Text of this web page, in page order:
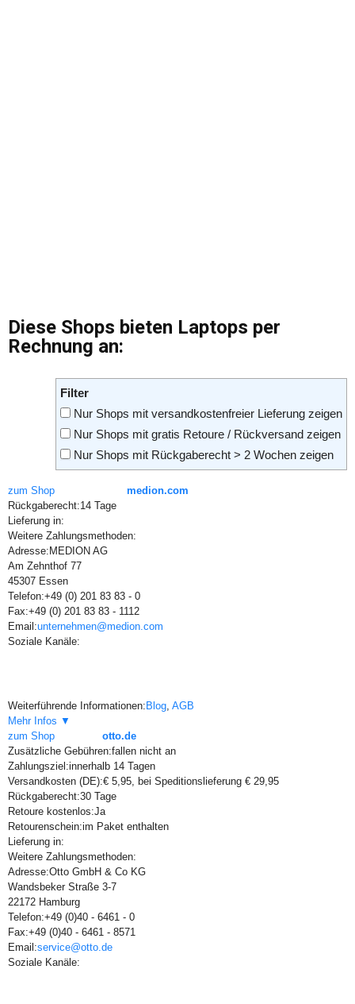
Diese Shops bieten Laptops per
Rechnung an:
Filter
Nur Shops mit versandkostenfreier Lieferung zeigen
Nur Shops mit gratis Retoure / Rückversand zeigen
Nur Shops mit Rückgaberecht > 2 Wochen zeigen
zum Shop
medion.com
Rückgaberecht:14 Tage
Lieferung in:
Weitere Zahlungsmethoden:
Adresse: MEDION AG
Am Zehnthof 77
45307 Essen
Telefon:+49 (0) 201 83 83 - 0
Fax:+49 (0) 201 83 83 - 1112
Email:unternehmen@medion.com
Soziale Kanäle:
Weiterführende Informationen: Blog, AGB
Mehr Infos ▼
zum Shop
otto.de
Zusätzliche Gebühren:fallen nicht an
Zahlungsziel:innerhalb 14 Tagen
Versandkosten (DE):€ 5,95, bei Speditionslieferung € 29,95
Rückgaberecht:30 Tage
Retoure kostenlos:Ja
Retourenschein:im Paket enthalten
Lieferung in:
Weitere Zahlungsmethoden:
Adresse:Otto GmbH & Co KG
Wandsbeker Straße 3-7
22172 Hamburg
Telefon:+49 (0)40 - 6461 - 0
Fax:+49 (0)40 - 6461 - 8571
Email:service@otto.de
Soziale Kanäle: